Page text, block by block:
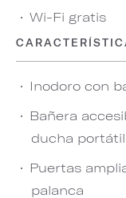
Wi-Fi gratis
Inodoro con
Bañera
ducha portátil
Puertas
palanca